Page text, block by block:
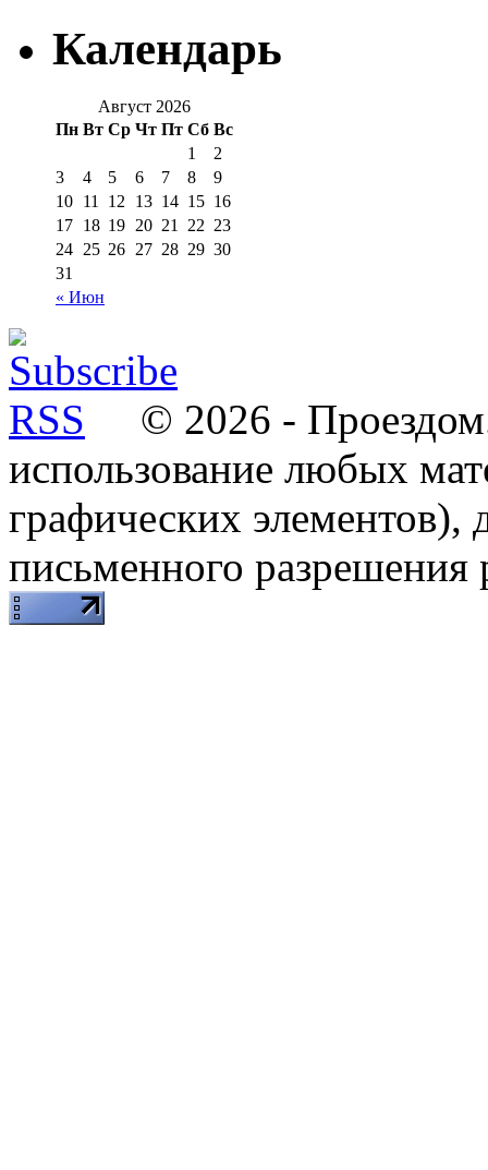
Календарь
Август 2026
Пн Вт Ср Чт Пт Сб Вс
« Июн
1
2
3
4 5 6 7 8
9
10 11 12 13 14 15 16
17 18 19 20 21 22 23
24 25 26 27 28 29 30
31
© 2026 -
использование любых
графических элементов),
письменного разрешения